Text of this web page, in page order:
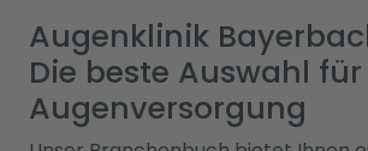
Augenklinik
Die beste Auswahl
Augenversorgung